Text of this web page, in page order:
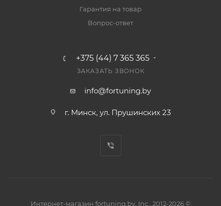
Гарантия на товар
Вопрос-ответ
+375 (44) 7 365 365
ЗАКАЗАТЬ ЗВОНОК
info@fortuning.by
г. Минск, ул. Прушинских 23
Интернет-магазин fortuning.by, Inc., 2012-2026 ©